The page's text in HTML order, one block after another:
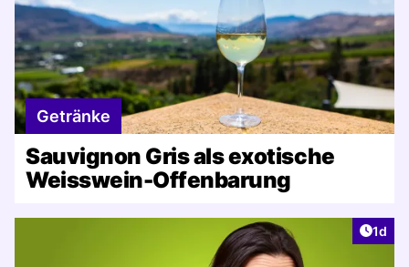
Getränke
Sauvignon Gris als exotische
Weisswein-Offenbarung
1d